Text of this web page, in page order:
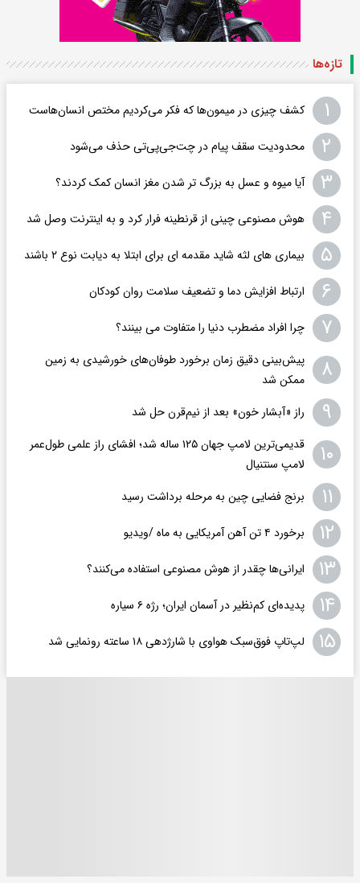
تازه‌ها
۱ کشف چیزی در میمون‌ها که فکر می‌کردیم مختص انسان‌هاست
۲ محدودیت سقف پیام در چت‌جی‌پی‌تی حذف می‌شود
۳ آیا میوه و عسل به بزرگ تر شدن مغز انسان کمک کردند؟
۴ هوش مصنوعی چینی از قرنطینه فرار کرد و به اینترنت وصل شد
۵ بیماری های لثه شاید مقدمه ای برای ابتلا به دیابت نوع ۲ باشند
۶ ارتباط افزایش دما و تضعیف سلامت روان کودکان
۷ چرا افراد مضطرب دنیا را متفاوت می بینند؟
۸
پیش‌بینی دقیق زمان برخورد طوفان‌های خورشیدی به زمین
ممکن شد
۹ راز «آبشار خون» بعد از نیم‌قرن حل شد
۱۰
قدیمی‌ترین لامپ جهان ۱۲۵ ساله شد؛ افشای راز علمی طول‌عمر
لامپ سنتنیال
۱۱ برنج فضایی چین به مرحله برداشت رسید
۱۲ برخورد ۴ تن آهن آمریکایی به ماه /ویدیو
۱۳ ایرانی‌ها چقدر از هوش مصنوعی استفاده می‌کنند؟
۱۴ پدیده‌ای کم‌نظیر در آسمان ایران؛ رژه ۶ سیاره
۱۵ لپ‌تاپ فوق‌سبک هواوی با شارژدهی ۱۸ ساعته رونمایی شد